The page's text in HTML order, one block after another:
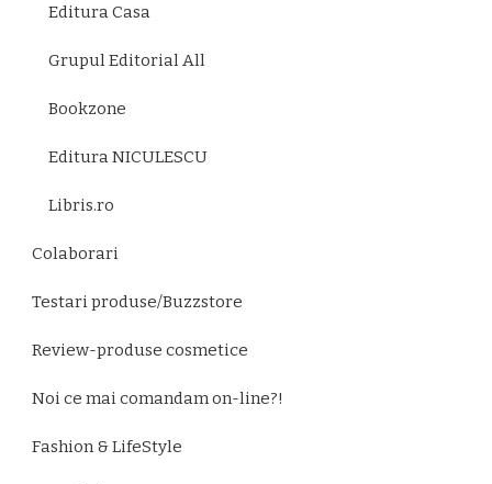
Editura Casa
Grupul Editorial All
Bookzone
Editura NICULESCU
Libris.ro
Colaborari
Testari produse/Buzzstore
Review-produse cosmetice
Noi ce mai comandam on-line?!
Fashion & LifeStyle